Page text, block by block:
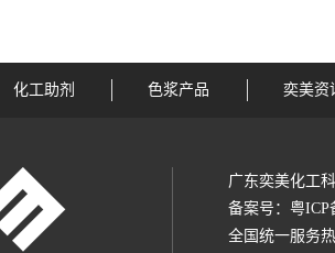
化工助剂 色浆产品 奕美资
广东奕美化工
备案号： 粤ICP
全国统一服务